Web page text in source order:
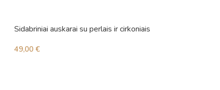
Sidabriniai auskarai su perlais ir cirkoniais
49,00 €